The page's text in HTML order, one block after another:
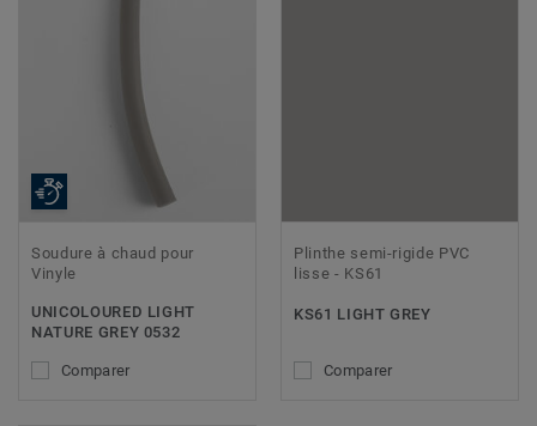
Soudure à chaud pour
Vinyle
UNICOLOURED LIGHT
NATURE GREY 0532
Comparer
Plinthe semi-rigide PVC
lisse - KS61
KS61 LIGHT GREY
Comparer